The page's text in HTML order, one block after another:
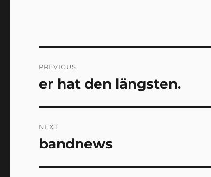
navigation
PREVIOUS
Previous
er hat den längsten.
NEXT
Next
bandnews